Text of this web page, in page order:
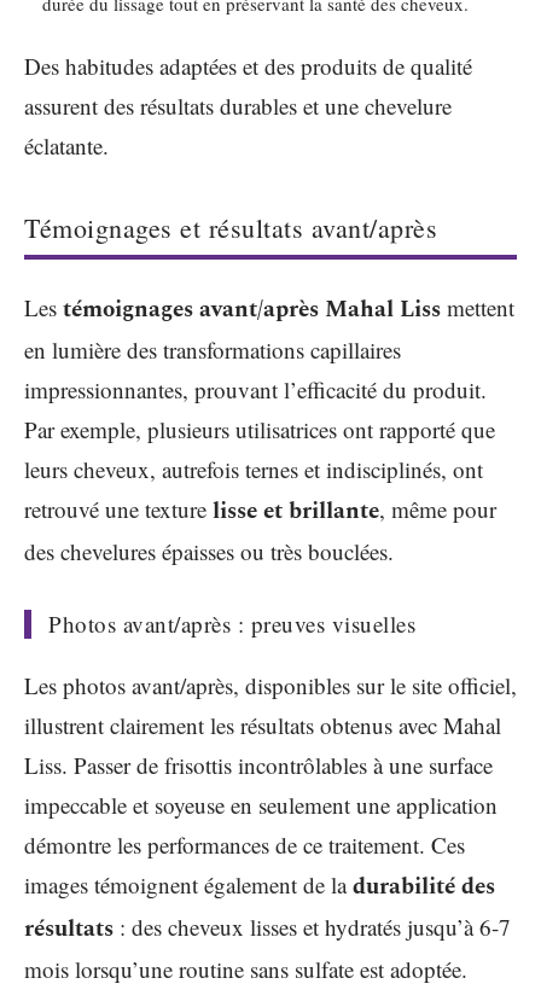
Des habitudes adaptées et des produits de qualité
assurent des résultats durables et une chevelure
éclatante.
Témoignages et résultats avant/après
Les témoignages avant/après Mahal Liss mettent
en lumière des transformations capillaires
impressionnantes, prouvant l’efficacité du produit.
Par exemple, plusieurs utilisatrices ont rapporté que
leurs cheveux, autrefois ternes et indisciplinés, ont
retrouvé une texture lisse et brillante, même pour
des chevelures épaisses ou très bouclées.
Photos avant/après : preuves visuelles
Les photos avant/après, disponibles sur le site officiel,
illustrent clairement les résultats obtenus avec Mahal
Liss. Passer de frisottis incontrôlables à une surface
impeccable et soyeuse en seulement une application
démontre les performances de ce traitement. Ces
images témoignent également de ladurabilité des
résultats : des cheveux lisses et hydratés jusqu’à 6-7
mois lorsqu’une routine sans sulfate est adoptée.